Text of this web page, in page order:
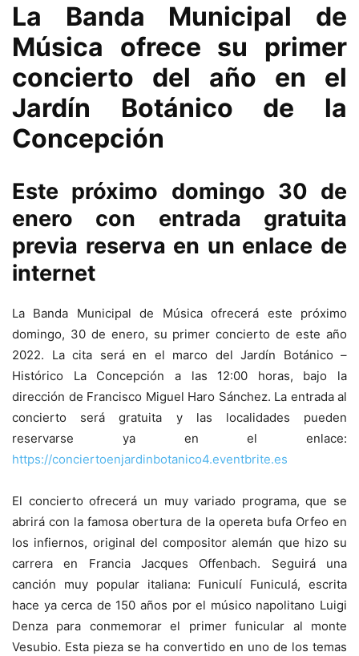
La Banda Municipal de
Música ofrece su primer
concierto del año en el
Jardín Botánico de la
Concepción
Este próximo domingo 30 de
enero con entrada gratuita
previa reserva en un enlace de
internet
La Banda Municipal de Música ofrecerá este próximo
domingo, 30 de enero, su primer concierto de este año
2022. La cita será en el marco del Jardín Botánico –
Histórico La Concepción a las 12:00 horas, bajo la
dirección de Francisco Miguel Haro Sánchez. La entrada al
concierto será gratuita y las localidades pueden
reservarse ya en el enlace:
https://conciertoenjardinbotanico4.eventbrite.es
El concierto ofrecerá un muy variado programa, que se
abrirá con la famosa obertura de la opereta bufa Orfeo en
los infiernos, original del compositor alemán que hizo su
carrera en Francia Jacques Offenbach. Seguirá una
canción muy popular italiana: Funiculí Funiculá, escrita
hace ya cerca de 150 años por el músico napolitano Luigi
Denza para conmemorar el primer funicular al monte
Vesubio. Esta pieza se ha convertido en uno de los temas